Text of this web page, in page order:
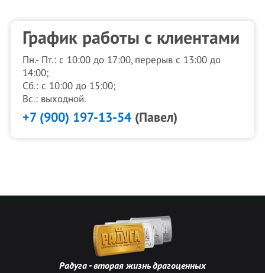
График работы с клиентами
Пн.- Пт.: с 10:00 до 17:00, перерыв с 13:00 до
14:00;
Сб.: с 10:00 до 15:00;
Вс.: выходной.
+7 (900) 197-13-54(Павел)
Радуга - вторая жизнь драгоценных